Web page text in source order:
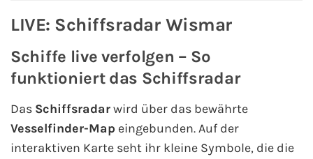
AIDA Adria
AIDA Nordamerika
AIDA Südostasien
LIVE: Schiffsradar Wismar
Schiffe live verfolgen – So
funktioniert das Schiffsradar
Das Schiffsradarwird über das bewährte
Vesselfinder-Map eingebunden. Auf der
interaktiven Karte seht ihr kleine Symbole, die die